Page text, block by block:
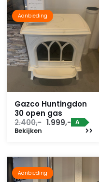
Aanbieding
Gazco Huntingdon
30 open gas
2.400,- Oorspronkelijke
1.999,- Huidige
prijs
A
Bekijken
Aanbieding